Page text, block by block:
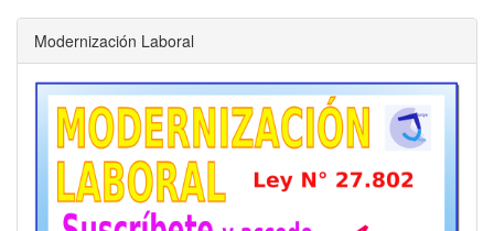
Modernización Laboral